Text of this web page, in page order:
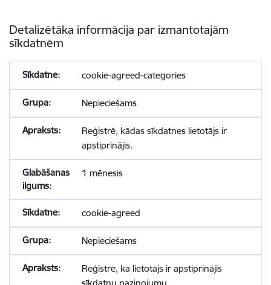
Detalizētāka informācija par izmantotajām
sīkdatnēm
cookie-agreed-categories
Nepieciešams
Reģistrē, kādas sīkdatnes lietotājs ir
apstiprinājis.
1 mēnesis
cookie-agreed
Nepieciešams
Reģistrē, ka lietotājs ir apstiprinājis